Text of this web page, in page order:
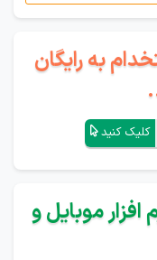
به رایگان
کلیک کنید
موبایل و